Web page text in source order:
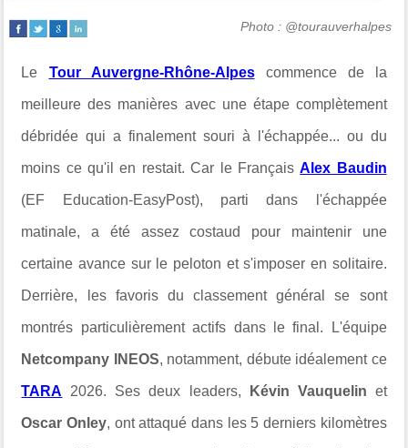
Photo : @tourauverhalpes
Le Tour Auvergne-Rhône-Alpescommence de la
meilleure des manières avec une étape complètement
débridée qui a finalement souri à l'échappée... ou du
moins ce qu'il en restait. Car le FrançaisAlex Baudin
(EF Education-EasyPost), parti dans l'échappée
matinale, a été assez costaud pour maintenir une
certaine avance sur le peloton et s'imposer en solitaire.
Derrière, les favoris du classement général se sont
montrés particulièrement actifs dans le final. L'équipe
Netcompany INEOS, notamment, débute idéalement ce
TARA 2026. Ses deux leaders, Kévin Vauquelin et
Oscar Onley, ont attaqué dans les 5 derniers kilomètres